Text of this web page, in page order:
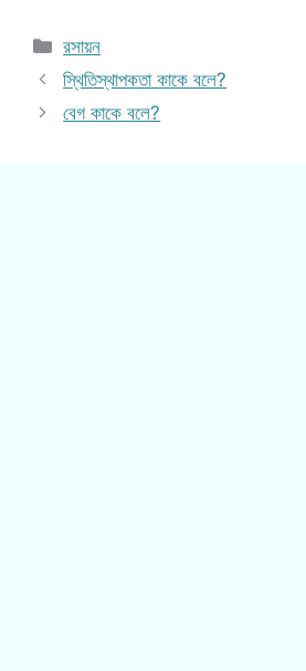
Categories
রসায়ন
স্থিতিস্থাপকতা কাকে বলে?
বেগ কাকে বলে?